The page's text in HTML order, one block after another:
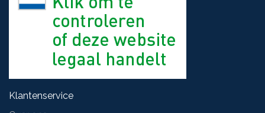
Klantenservice